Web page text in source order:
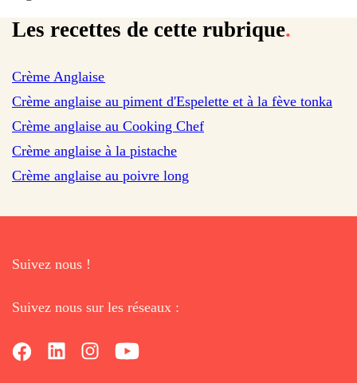
Les recettes de cette rubrique.
Crème Anglaise
Crème anglaise au piment d'Espelette et à la fève tonka
Crème anglaise au Cooking Chef
Crème anglaise à la pistache
Crème anglaise au poivre long
Suivez nous !
Suivez nous sur les réseaux :